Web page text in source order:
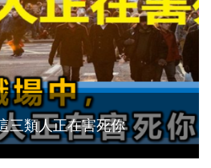
三類人正在害死你